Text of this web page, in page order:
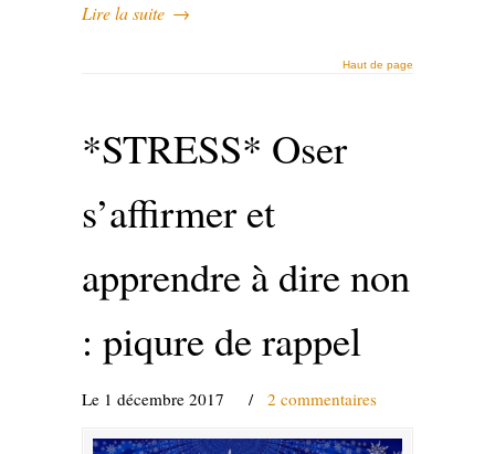
Lire la suite →
Haut de page
*STRESS* Oser
s’affirmer et
apprendre à dire non
: piqure de rappel
Le 1 décembre 2017 / 2 commentaires